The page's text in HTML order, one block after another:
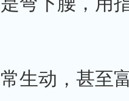
生动，甚至